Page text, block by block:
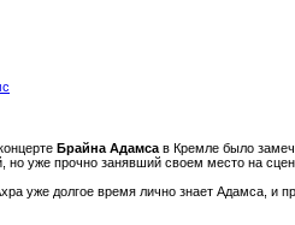
Брайна Адамса в Кремле было
но уже прочно занявший своем место на
уже долгое время лично знает Адамса, и